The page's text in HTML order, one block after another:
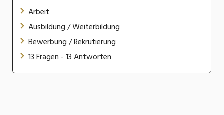
Arbeit
Ausbildung / Weiterbildung
Bewerbung / Rekrutierung
13 Fragen - 13 Antworten